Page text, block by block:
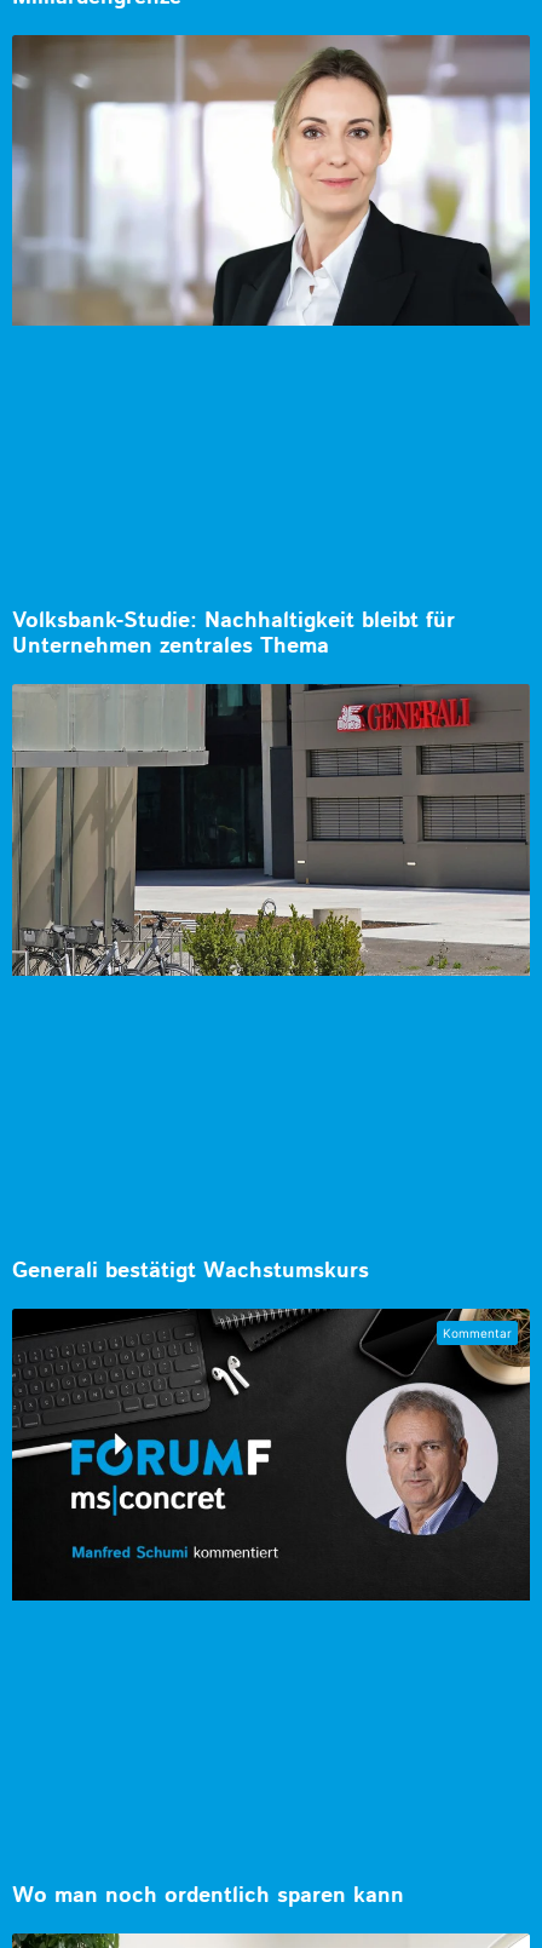
Volksbank-Studie: Nachhaltigkeit bleibt für
Unternehmen zentrales Thema
Generali bestätigt Wachstumskurs
Wo man noch ordentlich sparen kann